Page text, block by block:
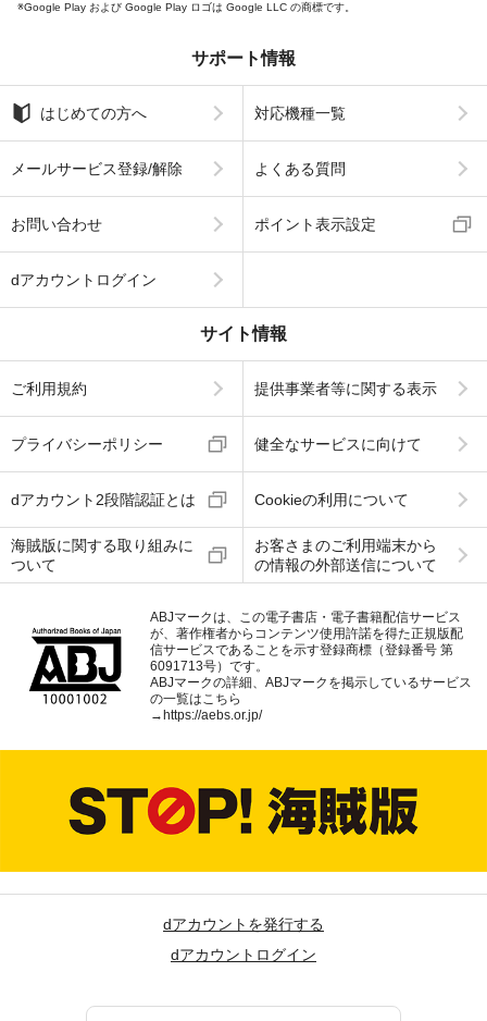
Google Play および Google Play ロゴは Google LLC の商標です。
サポート情報
はじめての方へ 対応機種一覧
メールサービス登録/解除 よくある質問
お問い合わせ ポイント表示設定
dアカウントログイン
サイト情報
ご利用規約 提供事業者等に関する表示
プライバシーポリシー 健全なサービスに向けて
dアカウント2段階認証とは Cookieの利用について
海賊版に関する取り組みに
ついて
お客さまのご利用端末から
の情報の外部送信について
ABJマークは、この電子書店・電子書籍配信サービス
が、著作権者からコンテンツ使用許諾を得た正規版配
信サービスであることを示す登録商標（登録番号 第
6091713号）です。
ABJマークの詳細、ABJマークを掲示しているサービス
の一覧はこちら
→https://aebs.or.jp/
dアカウントを発行する
dアカウントログイン